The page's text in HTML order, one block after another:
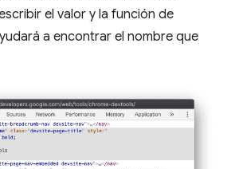
el valor y la función de
a encontrar el nombre que